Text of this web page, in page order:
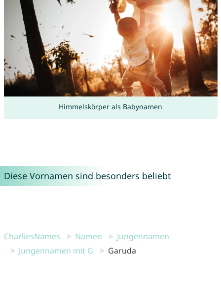
Himmelskörper als Babynamen
Diese Vornamen sind besonders beliebt
CharliesNames Namen
Jungennamen
Jungennamen mit G
Garuda